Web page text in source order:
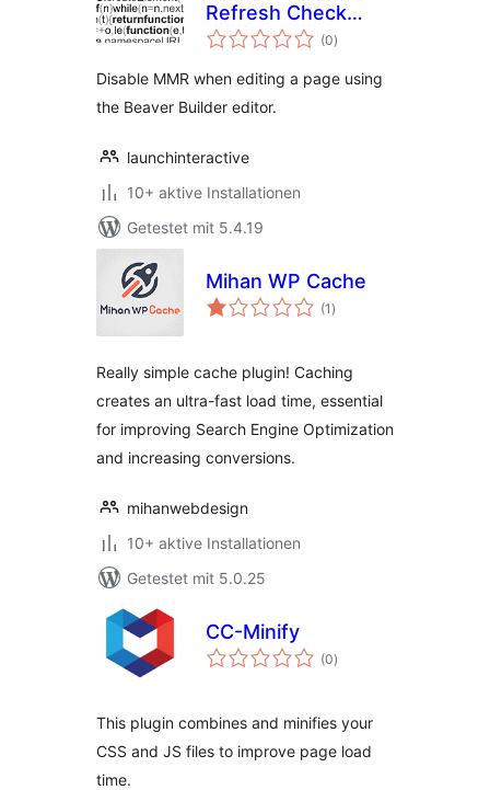
Refresh Check
Beaver Builder
(0Bewertungen
insgesamt
)
Disable MMR when editing a page using
the Beaver Builder editor.
launchinteractive
10+ aktive Installationen
Getestet mit 5.4.19
Mihan WP Cache
(1 Bewertungen
insgesamt
)
Really simple cache plugin! Caching
creates an ultra-fast load time, essential
for improving Search Engine Optimization
and increasing conversions.
mihanwebdesign
10+ aktive Installationen
Getestet mit 5.0.25
CC-Minify
(0Bewertungen
insgesamt
)
This plugin combines and minifies your
CSS and JS files to improve page load
time.